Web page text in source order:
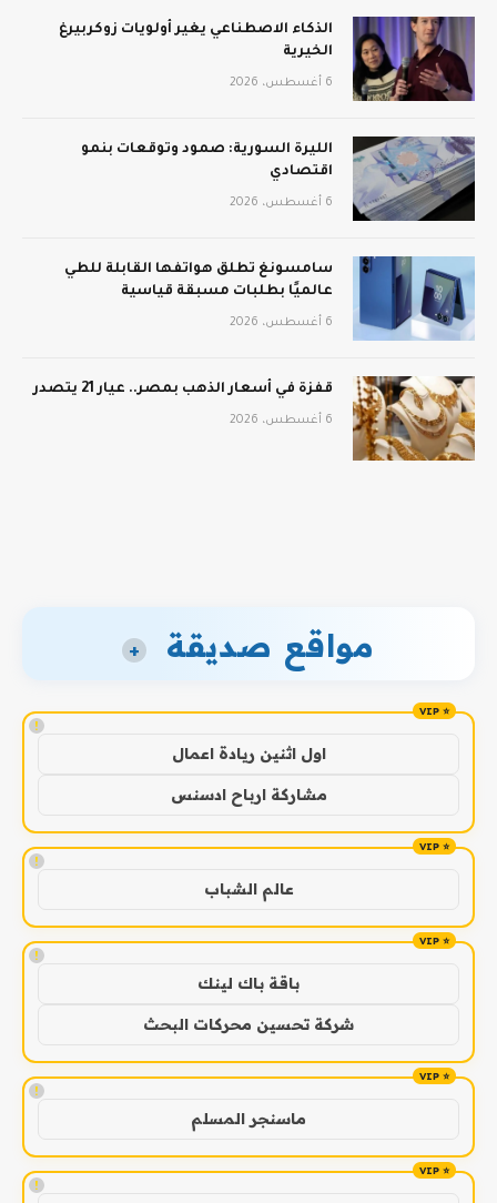
الذكاء الاصطناعي يغير أولويات زوكربيرغ
الخيرية
6 أغسطس، 2026
الليرة السورية: صمود وتوقعات بنمو
اقتصادي
6 أغسطس، 2026
سامسونغ تطلق هواتفها القابلة للطي
عالميًا بطلبات مسبقة قياسية
6 أغسطس، 2026
قفزة في أسعار الذهب بمصر.. عيار 21 يتصدر
6 أغسطس، 2026
مواقع صديقة +
!
اول اثنين ريادة اعمال
مشاركة ارباح ادسنس
!
عالم الشباب
!
باقة باك لينك
شركة تحسين محركات البحث
!
ماسنجر المسلم
!